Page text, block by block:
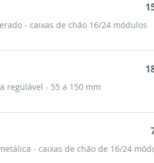
- caixas de chão 16/24 módulos
regulável - 55 a 150 mm
- caixas de chão de 16/24